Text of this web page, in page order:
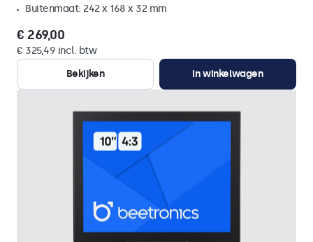
Buitenmaat: 242 x 168 x 32 mm
€ 269,00
€ 325,49 incl. btw
Bekijken
In winkelwagen